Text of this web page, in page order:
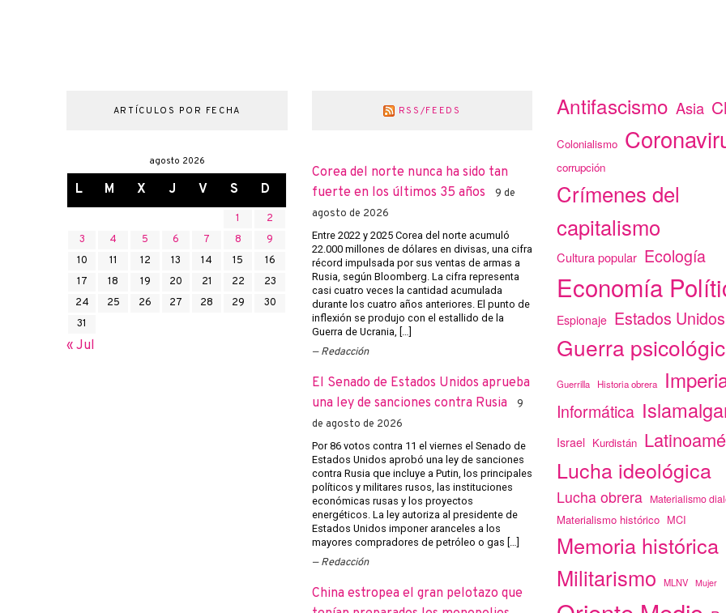
ARTÍCULOS POR FECHA
agosto 2026
L M X J V S D
1
2
3
4 5 6 7 8
9
10
11 12 13 14 15
16
17
18 19 20 21 22
23
24
25 26 27 28 29
30
31
« Jul
RSS/FEEDS
Corea del norte nunca ha sido tan
fuerte en los últimos 35 años
9 de
agosto de 2026
Entre 2022 y 2025 Corea del norte acumuló
22.000 millones de dólares en divisas, una cifra
récord impulsada por sus ventas de armas a
Rusia, según Bloomberg. La cifra representa
casi cuatro veces la cantidad acumulada
durante los cuatro años anteriores. El punto de
inflexión se produjo con el estallido de la
Guerra de Ucrania, […]
Redacción
El Senado de Estados Unidos aprueba
una ley de sanciones contra Rusia
9
de agosto de 2026
Por 86 votos contra 11 el viernes el Senado de
Estados Unidos aprobó una ley de sanciones
contra Rusia que incluye a Putin, los principales
políticos y militares rusos, las instituciones
económicas rusas y los proyectos
energéticos. La ley autoriza al presidente de
Estados Unidos imponer aranceles a los
mayores compradores de petróleo o gas […]
Redacción
China estropea el gran pelotazo que
Antifascismo Asia
Colonialismo
corrupción
Crímenes del
capitalismo
Cultura popular Ecología
Economía
Espionaje Estados Unidos
Guerra
Guerrilla Historia obrera
Informática
Israel Kurdistán
Lucha ideológica
Lucha obrera Materialismo
Materialismo histórico MCI
Memoria histórica
Militarismo
MLNV Mujer